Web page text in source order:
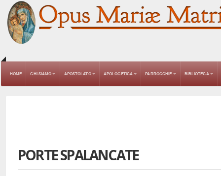
HOME CHI SIAMO APOSTOLATO APOLOGETICA PARROCCHIE BIBLIOTECA
PORTE SPALANCATE